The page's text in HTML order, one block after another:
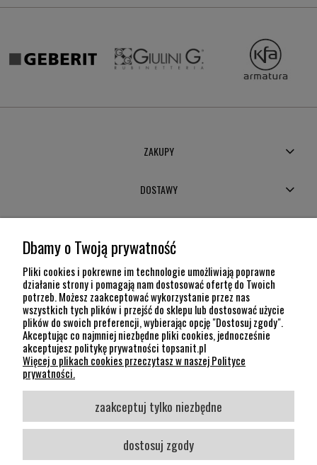
ZAKUPY
DOSTAWY
POMOC
INFORMACJE
KONTAKT
12 307 26 20
Kraków, 30-704 Na Dołach 8
SOCIAL MEDIA
Śledź nas
Dbamy o Twoją prywatność
Pliki cookies i pokrewne im technologie umożliwiają poprawne
działanie strony i pomagają nam dostosować ofertę do Twoich
potrzeb. Możesz zaakceptować wykorzystanie przez nas
wszystkich tych plików i przejść do sklepu lub dostosować użycie
plików do swoich preferencji, wybierając opcję "Dostosuj zgody".
Akceptując co najmniej niezbędne pliki cookies, jednocześnie
akceptujesz politykę prywatności topsanit.pl
Więcej o plikach cookies przeczytasz w naszej Polityce
prywatności.
zaakceptuj tylko niezbędne
dostosuj zgody